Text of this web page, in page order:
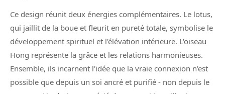
Ce design réunit deux énergies complémentaires. Le lotus,
qui jaillit de la boue et fleurit en pureté totale, symbolise le
développement spirituel et l'élévation intérieure. L'oiseau
Hong représente la grâce et les relations harmonieuses.
Ensemble, ils incarnent l'idée que la vraie connexion n'est
possible que depuis un soi ancré et purifié - non depuis le